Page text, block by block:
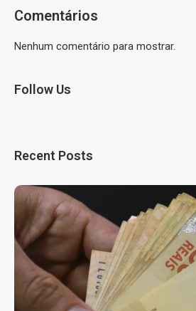
Comentários
Nenhum comentário para mostrar.
Follow Us
Recent Posts